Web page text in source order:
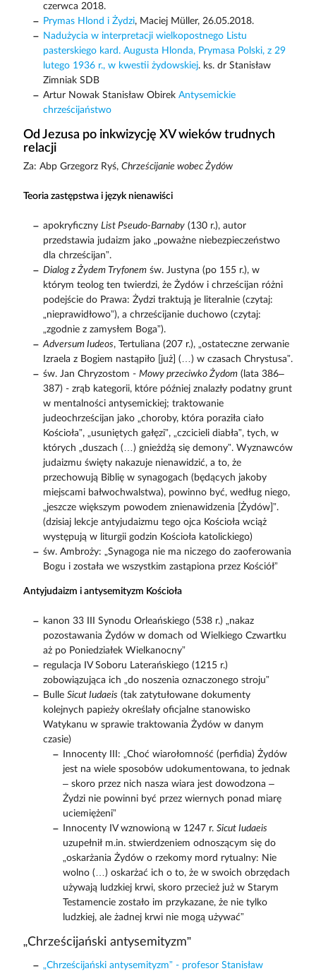
czerwca 2018.
Prymas Hlond i Żydzi, Maciej Müller, 26.05.2018.
Nadużycia w interpretacji wielkopostnego Listu
pasterskiego kard. Augusta Hlonda, Prymasa Polski, z 29
lutego 1936 r., w kwestii żydowskiej. ks. dr Stanisław
Zimniak SDB
Artur Nowak Stanisław Obirek Antysemickie
chrześcijaństwo
Od Jezusa po inkwizycję XV wieków trudnych
relacji
Za: Abp Grzegorz Ryś, Chrześcijanie wobec Żydów
Teoria zastępstwa i język nienawiści
apokryficzny List Pseudo-Barnaby(130 r.), autor
przedstawia judaizm jako „poważne niebezpieczeństwo
dla chrześcijan”.
Dialog z Żydem Tryfonemśw. Justyna (po 155 r.), w
którym teolog ten twierdzi, że Żydów i chrześcijan różni
podejście do Prawa: Żydzi traktują je literalnie (czytaj:
„nieprawidłowo”), a chrześcijanie duchowo (czytaj:
„zgodnie z zamysłem Boga”).
Adversum Iudeos, Tertuliana (207 r.), „ostateczne zerwanie
Izraela z Bogiem nastąpiło [już] (…) w czasach Chrystusa”.
św. Jan Chryzostom - Mowy przeciwko Żydom(lata 386–
387) - zrąb kategorii, które później znalazły podatny grunt
w mentalności antysemickiej; traktowanie
judeochrześcijan jako „choroby, która poraziła ciało
Kościoła”, „usuniętych gałęzi”, „czcicieli diabła”, tych, w
których „duszach (…) gnieżdżą się demony”. Wyznawców
judaizmu święty nakazuje nienawidzić, a to, że
przechowują Biblię w synagogach (będących jakoby
miejscami bałwochwalstwa), powinno być, według niego,
„jeszcze większym powodem znienawidzenia [Żydów]”.
(dzisiaj lekcje antyjudaizmu tego ojca Kościoła wciąż
występują w liturgii godzin Kościoła katolickiego)
św. Ambroży: „Synagoga nie ma niczego do zaoferowania
Bogu i została we wszystkim zastąpiona przez Kościół”
Antyjudaizm i antysemityzm Kościoła
kanon 33 III Synodu Orleańskiego (538 r.) „nakaz
pozostawania Żydów w domach od Wielkiego Czwartku
aż po Poniedziałek Wielkanocny”
regulacja IV Soboru Laterańskiego (1215 r.)
zobowiązująca ich „do noszenia oznaczonego stroju”
Bulle Sicut Iudaeis (tak zatytułowane dokumenty
kolejnych papieży określały oficjalne stanowisko
Watykanu w sprawie traktowania Żydów w danym
czasie)
Innocenty III: „Choć wiarołomność (perfidia) Żydów
jest na wiele sposobów udokumentowana, to jednak
– skoro przez nich nasza wiara jest dowodzona –
Żydzi nie powinni być przez wiernych ponad miarę
uciemiężeni”
Innocenty IV wznowioną w 1247 r. Sicut Iudaeis
uzupełnił m.in. stwierdzeniem odnoszącym się do
„oskarżania Żydów o rzekomy mord rytualny: Nie
wolno (…) oskarżać ich o to, że w swoich obrzędach
używają ludzkiej krwi, skoro przecież już w Starym
Testamencie zostało im przykazane, że nie tylko
ludzkiej, ale żadnej krwi nie mogą używać”
„Chrześcijański antysemityzm”
„Chrześcijański antysemityzm” - profesor Stanisław